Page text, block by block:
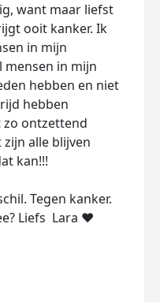
want maar liefst
ooit kanker. Ik
in mijn
mensen in mijn
hebben en niet
hebben
zo ontzettend
alle blijven
kan!!!
Tegen kanker.
Liefs Lara ❤️